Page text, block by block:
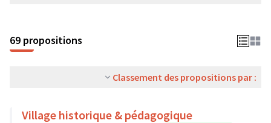
69 propositions
Classement des propositions par :
Village historique & pédagogique